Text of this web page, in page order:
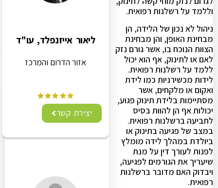
וללמד על רשלנות רפואית.
ניהול לא נכון של הלידה, הן
מבחינת האופן, והן מבחינת
הצוות הנוכח בו, אשר גורם נזק
לאם או לתינוק, אף הוא יכול
ללמד על רשלנות רפואית.
לידות מכשירניות כמו לידת
ואקום או מלקחים, אשר
מסתיימות בלידת תינוק פגוע,
יכולות אף הן להוות בסיס
לתביעה ברשלנות רפואית.
במצב של פגיעה בתינוק או
ביולדת במהלך לידה מומלץ
לפנות לעורך דין על מנת
שיעריך את הגורמים לפגיעה,
ויבדוק האם מדובר ברשלנות
רפואית.
ליאור אייזנפלד, עו"ד
אזור הדרום והמרכז
יצירת קשר